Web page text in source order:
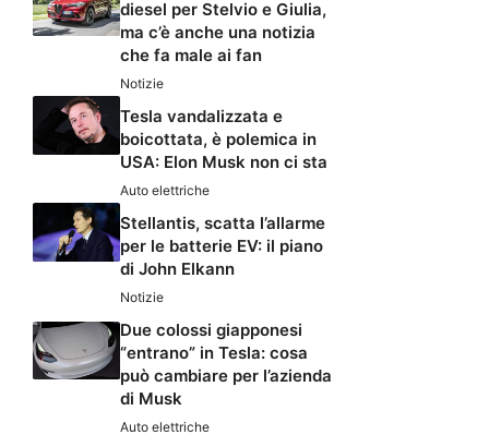
diesel per Stelvio e Giulia,
ma c’è anche una notizia
che fa male ai fan
Notizie
Tesla vandalizzata e
boicottata, è polemica in
USA: Elon Musk non ci sta
Auto elettriche
Stellantis, scatta l’allarme
per le batterie EV: il piano
di John Elkann
Notizie
Due colossi giapponesi
“entrano” in Tesla: cosa
può cambiare per l’azienda
di Musk
Auto elettriche